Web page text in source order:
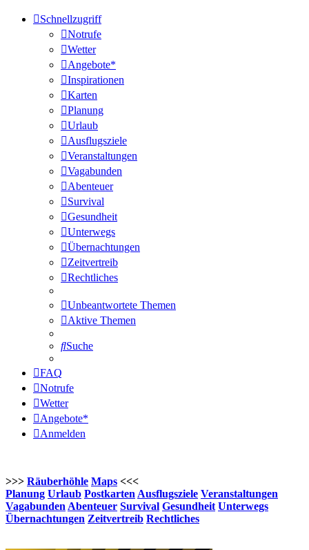
Schnellzugriff
Notrufe
Wetter
Angebote*
Inspirationen
Karten
Planung
Urlaub
Ausflugsziele
Veranstaltungen
Vagabunden
Abenteuer
Survival
Gesundheit
Unterwegs
Übernachtungen
Zeitvertreib
Rechtliches
Unbeantwortete Themen
Aktive Themen
Suche
FAQ
Notrufe
Wetter
Angebote*
Anmelden
>>> Räuberhöhle Maps <<<
Planung Urlaub Postkarten Ausflugsziele Veranstaltungen
Vagabunden Abenteuer Survival Gesundheit Unterwegs
Übernachtungen Zeitvertreib Rechtliches